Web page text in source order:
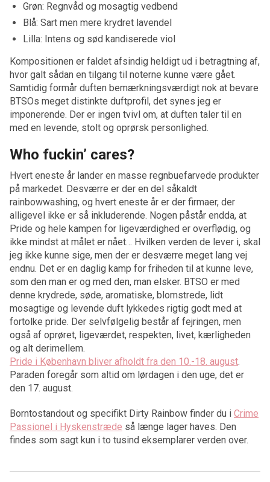
Grøn: Regnvåd og mosagtig vedbend
Blå: Sart men mere krydret lavendel
Lilla: Intens og sød kandiserede viol
Kompositionen er faldet afsindig heldigt ud i betragtning af,
hvor galt sådan en tilgang til noterne kunne være gået.
Samtidig formår duften bemærkningsværdigt nok at bevare
BTSOs meget distinkte duftprofil, det synes jeg er
imponerende. Der er ingen tvivl om, at duften taler til en
med en levende, stolt og oprørsk personlighed.
Who fuckin’ cares?
Hvert eneste år lander en masse regnbuefarvede produkter
på markedet. Desværre er der en del såkaldt
rainbowwashing, og hvert eneste år er der firmaer, der
alligevel ikke er så inkluderende. Nogen påstår endda, at
Pride og hele kampen for ligeværdighed er overflødig, og
ikke mindst at målet er nået… Hvilken verden de lever i, skal
jeg ikke kunne sige, men der er desværre meget lang vej
endnu. Det er en daglig kamp for friheden til at kunne leve,
som den man er og med den, man elsker. BTSO er med
denne krydrede, søde, aromatiske, blomstrede, lidt
mosagtige og levende duft lykkedes rigtig godt med at
fortolke pride. Der selvfølgelig består af fejringen, men
også af oprøret, ligeværdet, respekten, livet, kærligheden
og alt derimellem.
Pride i København bliver afholdt fra den 10.-18. august.
Paraden foregår som altid om lørdagen i den uge, det er
den 17. august.
Borntostandout og specifikt Dirty Rainbow finder du i Crime
Passionel i Hyskenstræde så længe lager haves. Den
findes som sagt kun i to tusind eksemplarer verden over.